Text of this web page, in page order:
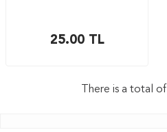
25.00TL
There is a total of